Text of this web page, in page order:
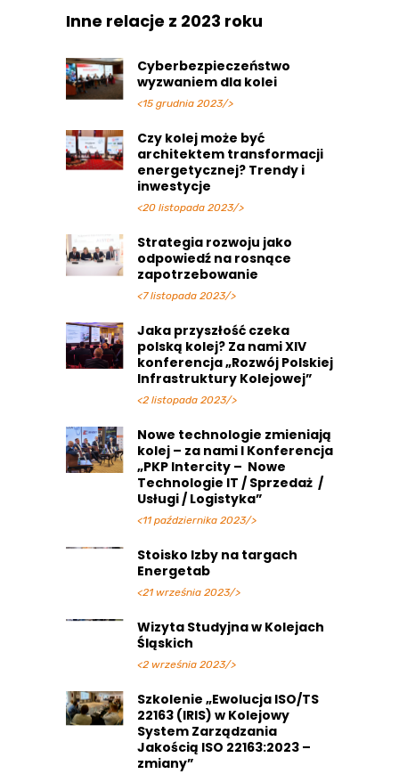
Inne relacje z 2023 roku
Cyberbezpieczeństwo
wyzwaniem dla kolei
<15 grudnia 2023/>
Czy kolej może być
architektem transformacji
energetycznej? Trendy i
inwestycje
<20 listopada 2023/>
Strategia rozwoju jako
odpowiedź na rosnące
zapotrzebowanie
<7 listopada 2023/>
Jaka przyszłość czeka
polską kolej? Za nami XIV
konferencja „Rozwój Polskiej
Infrastruktury Kolejowej”
<2 listopada 2023/>
Nowe technologie zmieniają
kolej – za nami I Konferencja
„PKP Intercity – Nowe
Technologie IT / Sprzedaż /
Usługi / Logistyka”
<11 października 2023/>
Stoisko Izby na targach
Energetab
<21 września 2023/>
Wizyta Studyjna w Kolejach
Śląskich
<2 września 2023/>
Szkolenie „Ewolucja ISO/TS
22163 (IRIS) w Kolejowy
System Zarządzania
Jakością ISO 22163:2023 –
zmiany”